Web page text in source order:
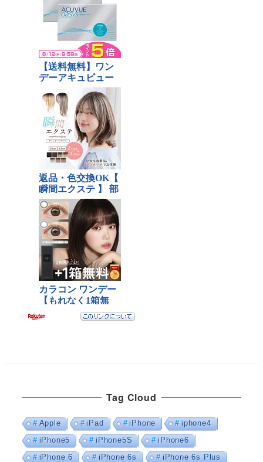
Tag Cloud
Apple iPad iPhone
iphone4
iPhone5
iPhone5S
iPhone6
iPhone 6
iPhone 6s
iPhone 6s Plus